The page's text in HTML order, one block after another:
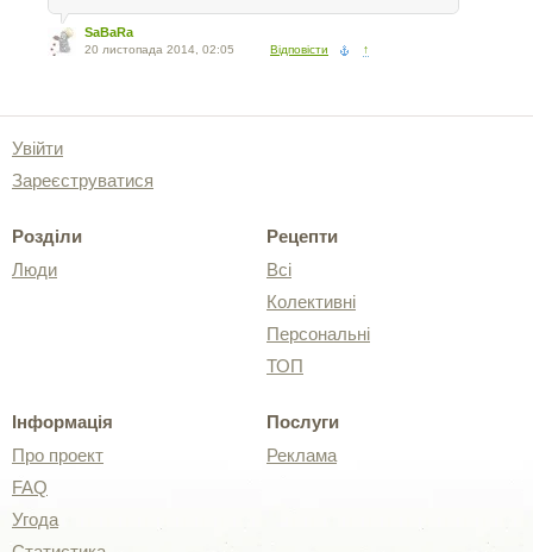
SaBaRa
20 листопада 2014, 02:05 Відповісти ↑
Увійти
Зареєструватися
Розділи
Люди
Рецепти
Всі
Колективні
Персональні
ТОП
Інформація
Про проект
FAQ
Угода
Послуги
Реклама